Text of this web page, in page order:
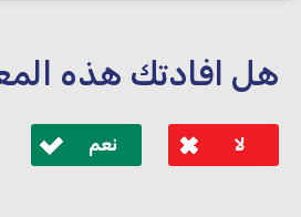
هل افادتك هذه
لا نعم